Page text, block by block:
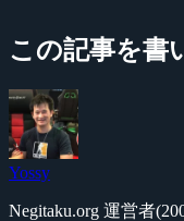
この記事を書
Yossy
Negitaku.org 運営者